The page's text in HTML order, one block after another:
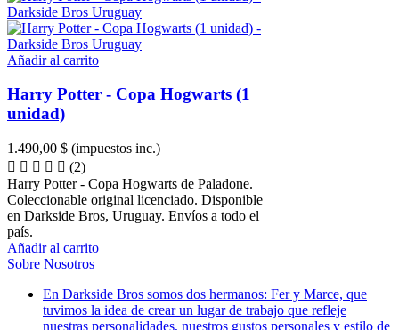
Añadir al carrito
Harry Potter - Copa Hogwarts (1
unidad)
1.490,00 $ (impuestos inc.)
(2)
Harry Potter - Copa Hogwarts de Paladone.
Coleccionable original licenciado. Disponible
en Darkside Bros, Uruguay. Envíos a todo el
país.
Añadir al carrito
Sobre Nosotros
En Darkside Bros somos dos hermanos: Fer y Marce, que
tuvimos la idea de crear un lugar de trabajo que refleje
nuestras personalidades, nuestros gustos personales y estilo de